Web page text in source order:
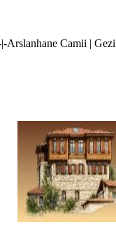
Arslanhane Camii |